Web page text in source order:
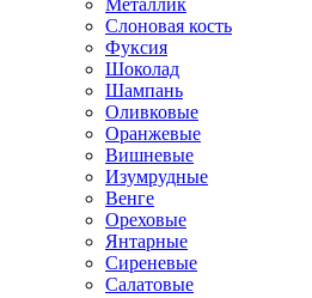
Металлик
Слоновая кость
Фуксия
Шоколад
Шампань
Оливковые
Оранжевые
Вишневые
Изумрудные
Венге
Ореховые
Янтарные
Сиреневые
Салатовые